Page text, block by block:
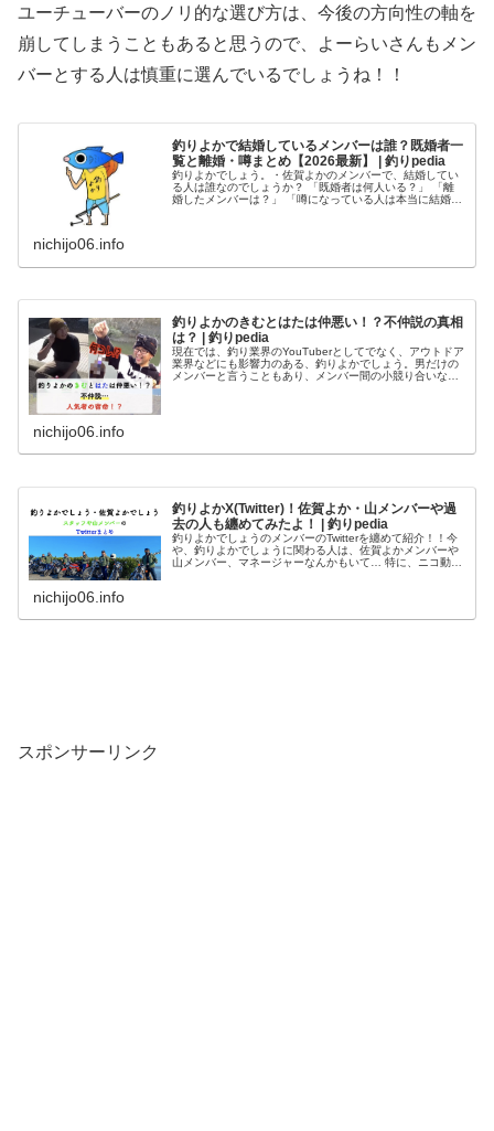
ユーチューバーのノリ的な選び方は、今後の方向性の軸を
崩してしまうこともあると思うので、よーらいさんもメン
バーとする人は慎重に選んでいるでしょうね！！
釣りよかで結婚しているメンバーは誰？既婚者一
覧と離婚・噂まとめ【2026最新】 | 釣りpedia
釣りよかでしょう。・佐賀よかのメンバーで、結婚してい
る人は誰なのでしょうか？ 「既婚者は何人いる？」 「離
婚したメンバーは？」 「噂になっている人は本当に結婚し
nichijo06.info
釣りよかのきむとはたは仲悪い！？不仲説の真相
は？ | 釣りpedia
現在では、釣り業界のYouTuberとしてでなく、アウトドア
業界などにも影響力のある、釣りよかでしょう。男だけの
メンバーと言うこともあり、メンバー間の小競り合いなど
nichijo06.info
釣りよかX(Twitter)！佐賀よか・山メンバーや過
去の人も纏めてみたよ！ | 釣りpedia
釣りよかでしょうのメンバーのTwitterを纏めて紹介！！今
や、釣りよかでしょうに関わる人は、佐賀よかメンバーや
山メンバー、マネージャーなんかもいて… 特に、ニコ動時
nichijo06.info
スポンサーリンク